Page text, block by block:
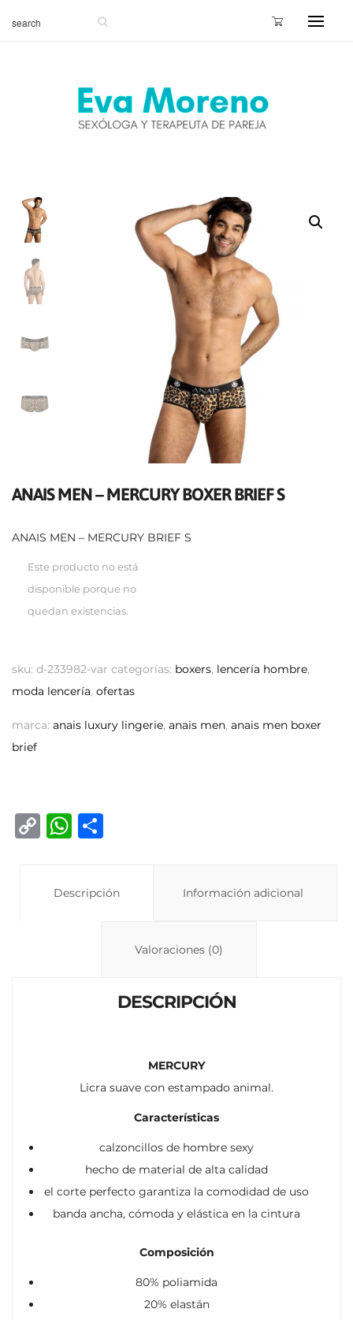
ANAIS MEN – MERCURY BOXER BRIEF S
ANAIS MEN – MERCURY BRIEF S
Este producto no está
disponible porque no
quedan existencias.
sku: d-233982-var categorías: boxers, lencería hombre,
moda lencería, ofertas
marca: anais luxury lingerie, anais men, anais men boxer
brief
C
W
s
p
Descripción Información adicional
Valoraciones (0)
DESCRIPCIÓN
MERCURY
Licra suave con estampado animal.
Características
calzoncillos de hombre sexy
hecho de material de alta calidad
el corte perfecto garantiza la comodidad de uso
banda ancha, cómoda y elástica en la cintura
Composición
80% poliamida
20% elastán